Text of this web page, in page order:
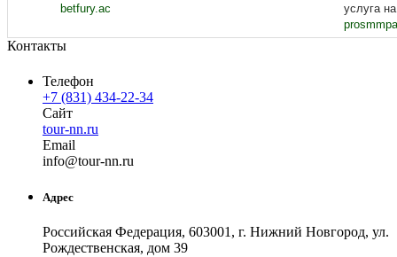
betfury.ac
услуга
Контакты
Телефон
+7 (831) 434-22-34
Сайт
tour-nn.ru
Email
info@tour-nn.ru
Адрес
Российская Федерация, 603001, г. Нижний Новгород, ул.
Рождественская, дом 39